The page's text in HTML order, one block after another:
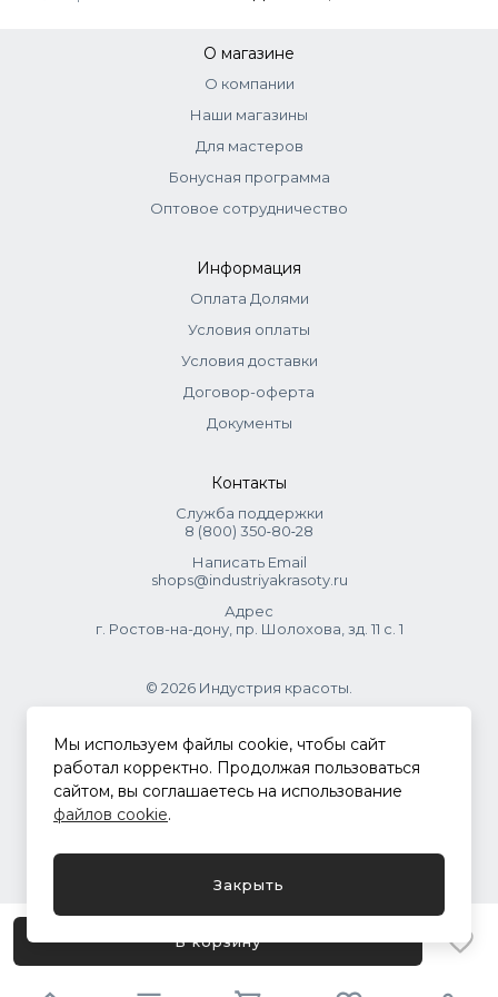
В корзину
О магазине
О компании
Наши магазины
Для мастеров
Бонусная программа
Оптовое сотрудничество
Информация
Оплата Долями
Условия оплаты
Условия доставки
Договор-оферта
Документы
Контакты
Служба поддержки
8 (800) 350‑80‑28
Написать Email
shops@industriyakrasoty.ru
Адрес
г. Ростов-на-дону, пр. Шолохова, зд. 11 с. 1
© 2026 Индустрия красоты.
.
Политика конфиденциальности
Мы используем файлы cookie, чтобы сайт
работал корректно. Продолжая пользоваться
сайтом, вы соглашаетесь на использование
файлов cookie.
Закрыть